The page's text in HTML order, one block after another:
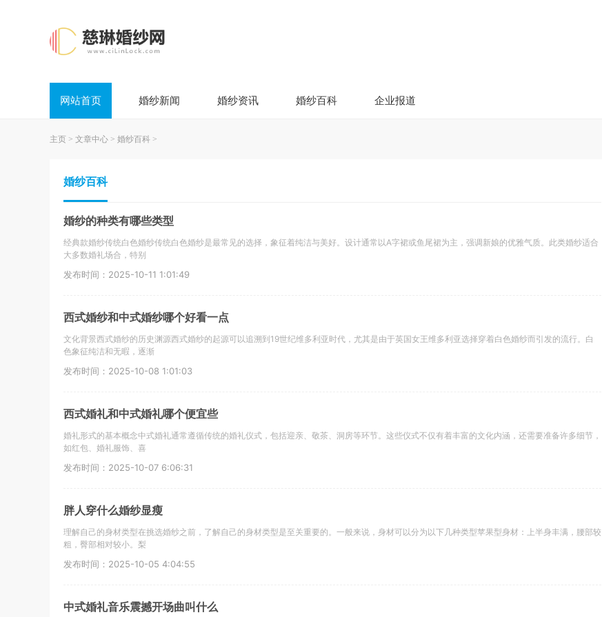
网站首页 婚纱新闻 婚纱资讯 婚纱百科 企业报道
主页 > 文章中心 > 婚纱百科 >
婚纱百科
婚纱的种类有哪些类型
经典款婚纱传统白色婚纱传统白色婚纱是最常见的选择，象征着纯洁与美好。设计通常以A字裙或鱼尾裙为主，强调新娘的优雅气质。此类婚纱适合
大多数婚礼场合，特别
发布时间：2025-10-11 1:01:49
西式婚纱和中式婚纱哪个好看一点
文化背景西式婚纱的历史渊源西式婚纱的起源可以追溯到19世纪维多利亚时代，尤其是由于英国女王维多利亚选择穿着白色婚纱而引发的流行。白
色象征纯洁和无暇，逐渐
发布时间：2025-10-08 1:01:03
西式婚礼和中式婚礼哪个便宜些
婚礼形式的基本概念中式婚礼通常遵循传统的婚礼仪式，包括迎亲、敬茶、洞房等环节。这些仪式不仅有着丰富的文化内涵，还需要准备许多细节，
如红包、婚礼服饰、喜
发布时间：2025-10-07 6:06:31
胖人穿什么婚纱显瘦
理解自己的身材类型在挑选婚纱之前，了解自己的身材类型是至关重要的。一般来说，身材可以分为以下几种类型苹果型身材：上半身丰满，腰部较
粗，臀部相对较小。梨
发布时间：2025-10-05 4:04:55
中式婚礼音乐震撼开场曲叫什么